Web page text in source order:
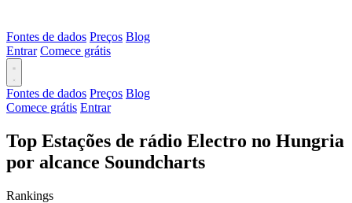
Fontes de dados Preços Blog
Entrar Comece grátis
Fontes de dados Preços Blog
Comece grátis Entrar
Top Estações de rádio Electro no Hungria
por alcance Soundcharts
Rankings